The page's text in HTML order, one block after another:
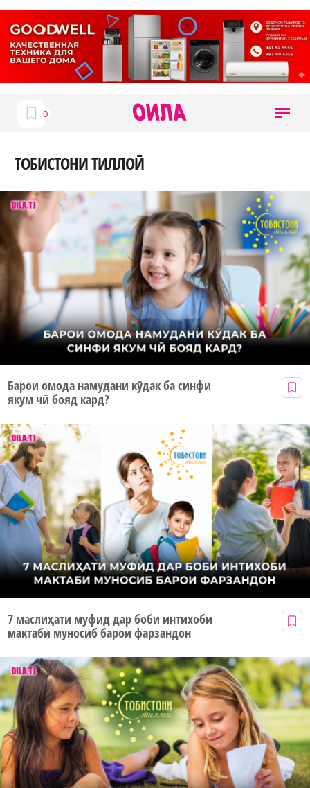
ТОБИСТОНИ ТИЛЛОӢ
Барои омода намудани кӯдак ба синфи
якум чӣ бояд кард?
7 маслиҳати муфид дар боби интихоби
мактаби муносиб барои фарзандон